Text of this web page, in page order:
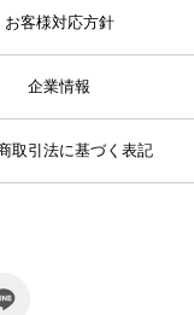
お客様対応方針
企業情報
取引法に基づく表記